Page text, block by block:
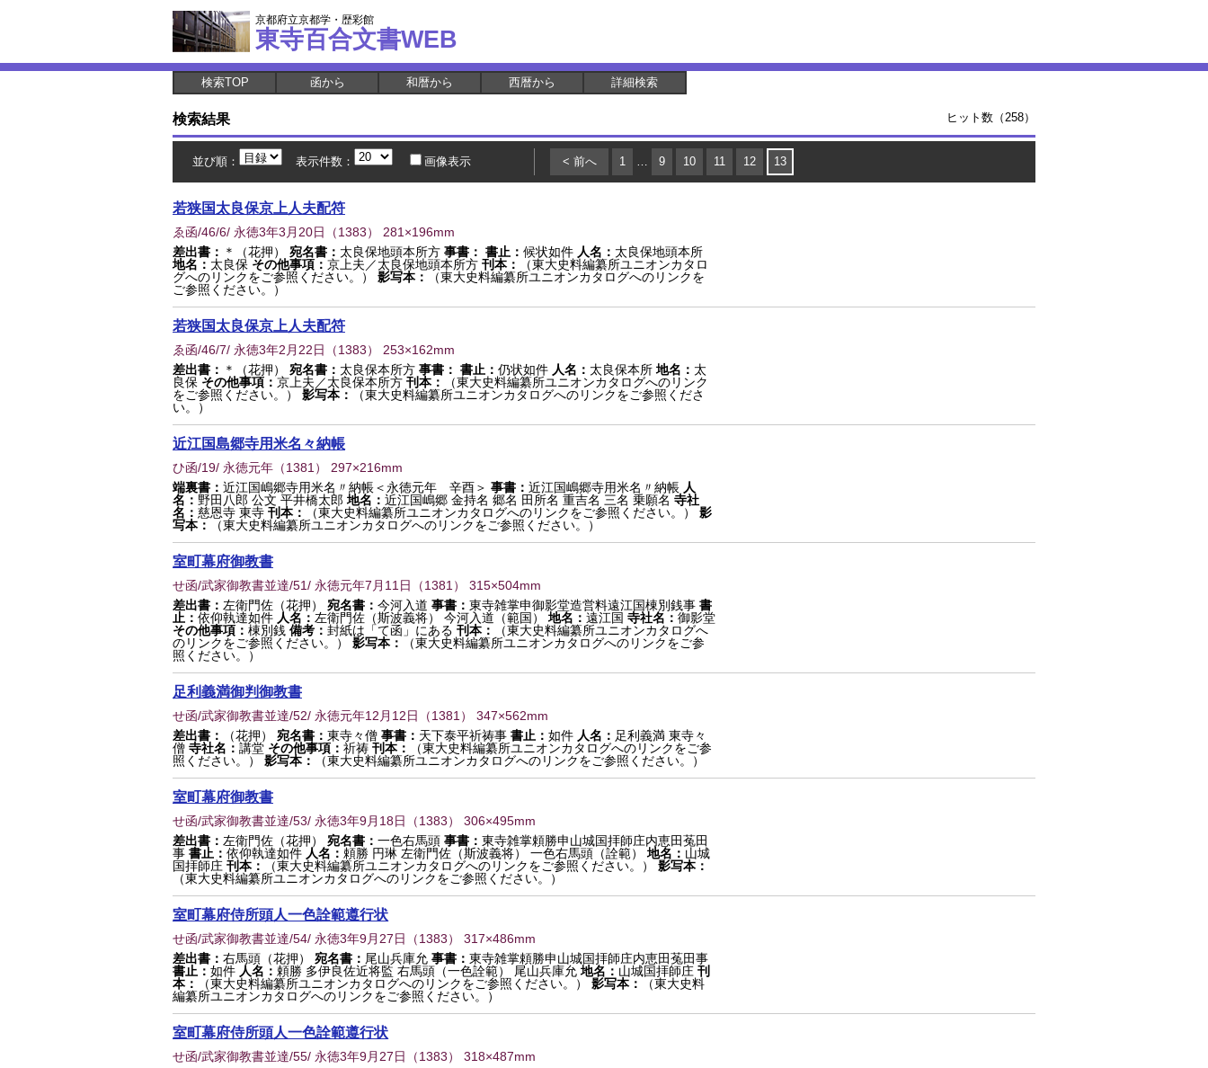
京都府立京都学・歴彩館
東寺百合文書WEB
検索TOP 函から 和暦から 西暦から 詳細検索
検索結果 ヒット数（258）
並び順： 表示件数： 画像表示 < 前へ 1 … 9 10 11 12 13
若狭国太良保京上人夫配符
ゑ函/46/6/ 永徳3年3月20日 （1383） 281×196mm
差出書： ＊（花押） 宛名書： 太良保地頭本所方 事書： 書止： 候状如件 人名： 太良保地頭本所
地名： 太良保 その他事項： 京上夫／太良保地頭本所方 刊本：
（東大史料編纂所ユニオンカタロ
グへのリンクをご参照ください。）
影写本：
（東大史料編纂所ユニオンカタログへのリンクを
ご参照ください。）
若狭国太良保京上人夫配符
ゑ函/46/7/ 永徳3年2月22日 （1383） 253×162mm
差出書： ＊（花押） 宛名書： 太良保本所方 事書： 書止： 仍状如件 人名： 太良保本所 地名： 太
良保 その他事項： 京上夫／太良保本所方 刊本：
（東大史料編纂所ユニオンカタログへのリンク
をご参照ください。）
影写本：
（東大史料編纂所ユニオンカタログへのリンクをご参照くださ
い。）
近江国島郷寺用米名々納帳
ひ函/19/ 永徳元年 （1381 ） 297×216mm
端裏書： 近江国嶋郷寺用米名〃納帳＜永徳元年 辛酉＞ 事書： 近江国嶋郷寺用米名〃納帳 人
名： 野田八郎 公文 平井橋太郎 地名： 近江国嶋郷 金持名 郷名 田所名 重吉名 三名 乗願名 寺社
名： 慈恩寺 東寺 刊本： （東大史料編纂所ユニオンカタログへのリンクをご参照ください。）
影
写本：
（東大史料編纂所ユニオンカタログへのリンクをご参照ください。）
室町幕府御教書
せ函/武家御教書並達/51/ 永徳元年7月11日 （1381 ） 315×504mm
差出書： 左衛門佐（花押） 宛名書： 今河入道 事書： 東寺雑掌申御影堂造営料遠江国棟別銭事 書
止： 依仰執達如件 人名： 左衛門佐（斯波義将） 今河入道（範国） 地名： 遠江国 寺社名： 御影堂
その他事項： 棟別銭 備考： 封紙は「て函」にある 刊本：
（東大史料編纂所ユニオンカタログへ
のリンクをご参照ください。）
影写本：
（東大史料編纂所ユニオンカタログへのリンクをご参
照ください。）
足利義満御判御教書
せ函/武家御教書並達/52/ 永徳元年12月12日 （1381 ） 347×562mm
差出書：
（花押） 宛名書： 東寺々僧 事書： 天下泰平祈祷事 書止： 如件 人名： 足利義満 東寺々
僧 寺社名： 講堂 その他事項： 祈祷 刊本：
（東大史料編纂所ユニオンカタログへのリンクをご参
照ください。）
影写本： （東大史料編纂所ユニオンカタログへのリンクをご参照ください。）
室町幕府御教書
せ函/武家御教書並達/53/ 永徳3年9月18日 （1383） 306×495mm
差出書： 左衛門佐（花押） 宛名書： 一色右馬頭 事書： 東寺雑掌頼勝申山城国拝師庄内恵田菟田
事 書止： 依仰執達如件 人名： 頼勝 円琳 左衛門佐（斯波義将） 一色右馬頭（詮範） 地名： 山城
国拝師庄 刊本： （東大史料編纂所ユニオンカタログへのリンクをご参照ください。）
影写本：
（東大史料編纂所ユニオンカタログへのリンクをご参照ください。）
室町幕府侍所頭人一色詮範遵行状
せ函/武家御教書並達/54/ 永徳3年9月27日 （1383） 317×486mm
差出書： 右馬頭（花押） 宛名書： 尾山兵庫允 事書： 東寺雑掌頼勝申山城国拝師庄内恵田菟田事
書止： 如件 人名： 頼勝 多伊良佐近将監 右馬頭（一色詮範） 尾山兵庫允 地名： 山城国拝師庄 刊
本：
（東大史料編纂所ユニオンカタログへのリンクをご参照ください。） 影写本：
（東大史料
編纂所ユニオンカタログへのリンクをご参照ください。）
室町幕府侍所頭人一色詮範遵行状
せ函/武家御教書並達/55/ 永徳3年9月27日 （1383） 318×487mm